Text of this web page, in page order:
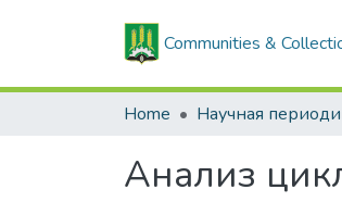
Communities &
Home
Анализ